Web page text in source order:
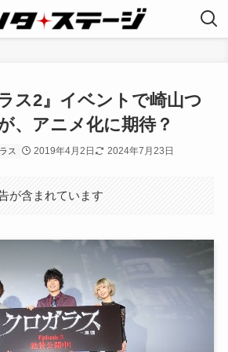
ス2』イベントで崎山つ
、アニメ化に期待？
ス 2019年4月2日 2024年7月23日
が含まれています